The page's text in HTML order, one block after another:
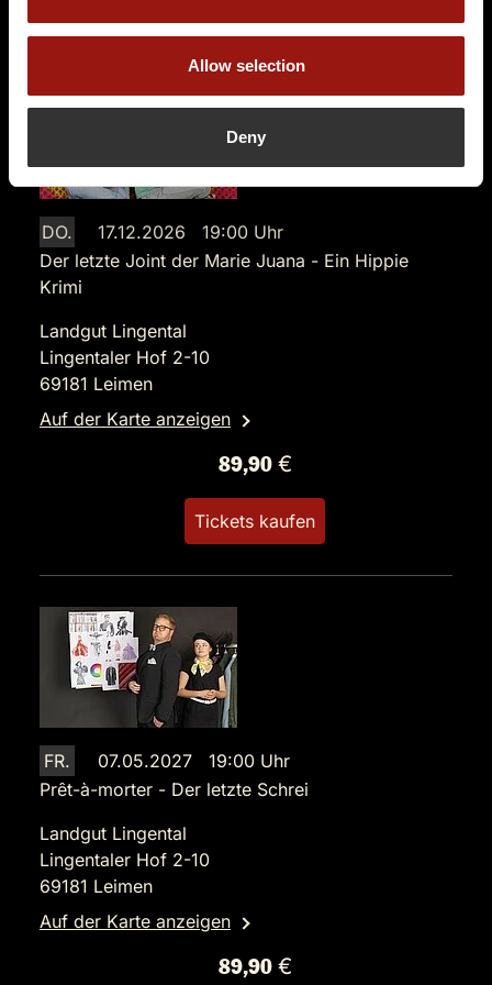
Allow selection
Deny
DO.
17.12.2026 19:00 Uhr
Der letzte Joint der Marie Juana - Ein Hippie
Krimi
Landgut Lingental
Lingentaler Hof 2-10
69181 Leimen
Auf der Karte anzeigen
89,90 €
Tickets kaufen
FR.
07.05.2027 19:00 Uhr
Prêt-à-morter - Der letzte Schrei
Landgut Lingental
Lingentaler Hof 2-10
69181 Leimen
Auf der Karte anzeigen
89,90 €